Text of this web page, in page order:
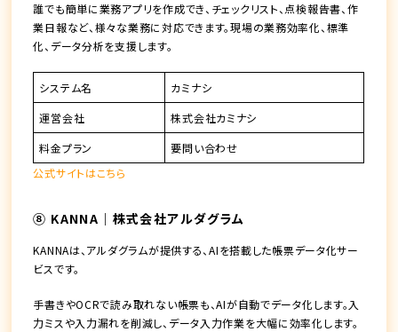
誰でも簡単に業務アプリを作成でき、チェックリスト、点検報告書、作
業日報など、様々な業務に対応できます。現場の業務効率化、標準
化、データ分析を支援します。
システム名
カミナシ
運営会社
株式会社カミナシ
料金プラン
要問い合わせ
公式サイトはこちら
⑧ KANNA｜株式会社アルダグラム
KANNAは、アルダグラムが提供する、AIを搭載した帳票データ化サー
ビスです。
手書きやOCRで読み取れない帳票も、AIが自動でデータ化します。入
力ミスや入力漏れを削減し、データ入力作業を大幅に効率化します。